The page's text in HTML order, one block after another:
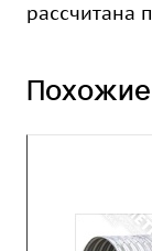
рассчитана